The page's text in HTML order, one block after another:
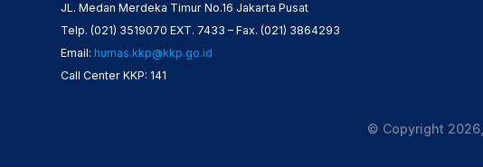
JL. Medan Merdeka Timur No.16 Jakarta Pusat
Telp. (021) 3519070 EXT. 7433 – Fax. (021) 3864293
Email: humas.kkp@kkp.go.id
Call Center KKP: 141
© Copyright